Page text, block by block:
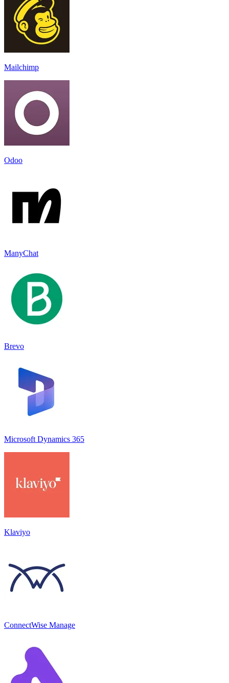
Mailchimp
Odoo
ManyChat
Brevo
Microsoft Dynamics 365
Klaviyo
ConnectWise Manage